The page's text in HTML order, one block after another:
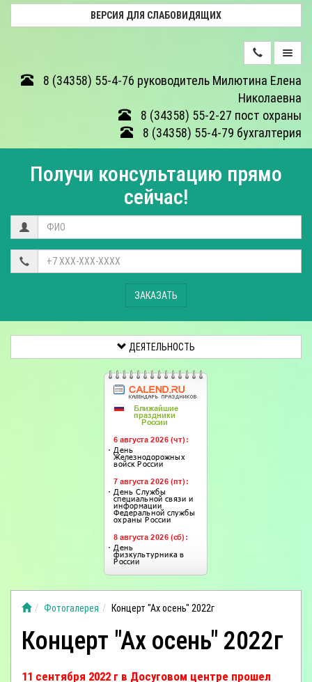
ВЕРСИЯ ДЛЯ СЛАБОВИДЯЩИХ
8 (34358) 55-4-76 руководитель Милютина Елена
Николаевна
8 (34358) 55-2-27 пост охраны
8 (34358) 55-4-79 бухгалтерия
ОТЗЫВЫ
КОНТАКТЫ
НЕЗАВИСИМАЯ
ОЦЕНКА
КАЧЕСТВА
Получи консультацию прямо
сейчас!
ЗАКАЗАТЬ
ДЕЯТЕЛЬНОСТЬ
Фотогалерея Концерт "Ах осень" 2022г
Концерт "Ах осень" 2022г
11 сентября 2022 г в Досуговом центре прошел